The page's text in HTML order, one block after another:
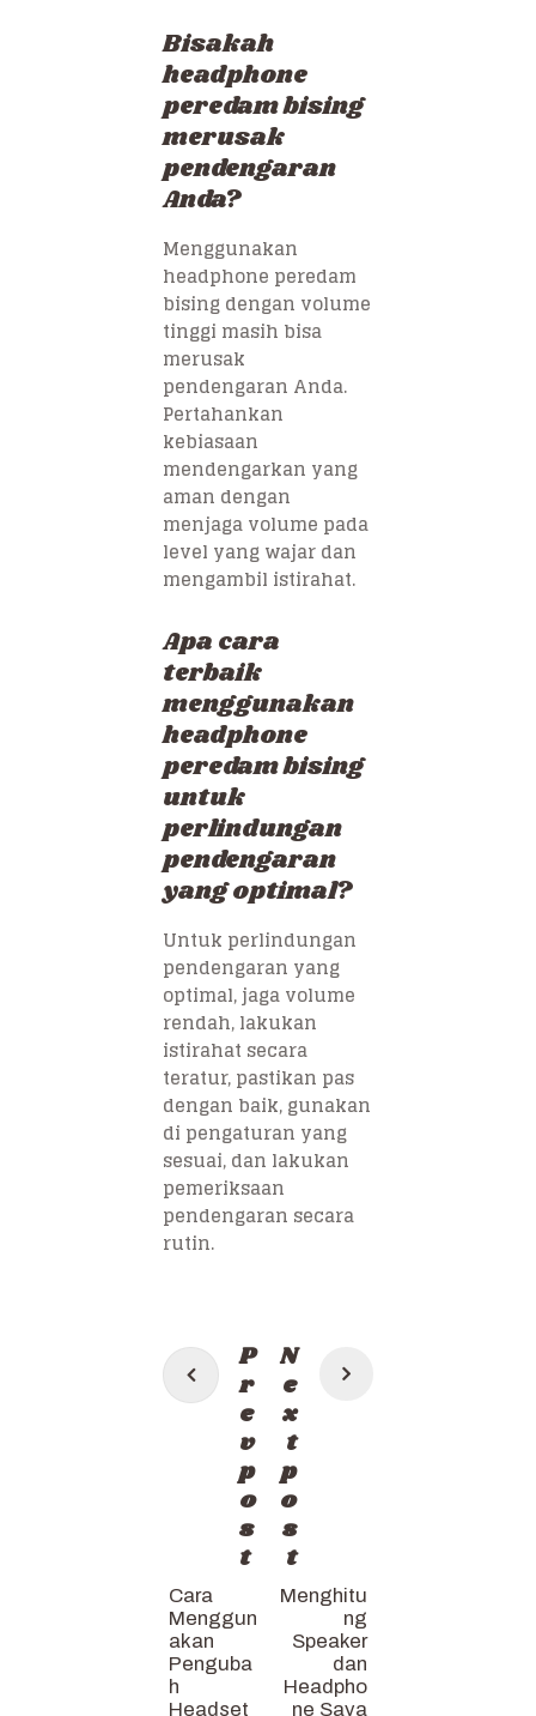
Bisakah
headphone
peredam bising
merusak
pendengaran
Anda?
Menggunakan
headphone peredam
bising dengan volume
tinggi masih bisa
merusak
pendengaran Anda.
Pertahankan
kebiasaan
mendengarkan yang
aman dengan
menjaga volume pada
level yang wajar dan
mengambil istirahat.
Apa cara
terbaik
menggunakan
headphone
peredam bising
untuk
perlindungan
pendengaran
yang optimal?
Untuk perlindungan
pendengaran yang
optimal, jaga volume
rendah, lakukan
istirahat secara
teratur, pastikan pas
dengan baik, gunakan
di pengaturan yang
sesuai, dan lakukan
pemeriksaan
pendengaran secara
rutin.
Post
navigation
P
r
e
v
p
o
s
t
Cara
Menggun
akan
Penguba
h
Headset
N
e
x
t
p
o
s
t
Menghitu
ng
Speaker
dan
Headpho
ne Saya